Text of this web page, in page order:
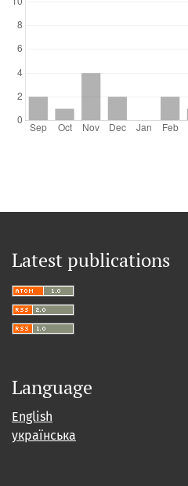
Latest publications
Language
English
українська